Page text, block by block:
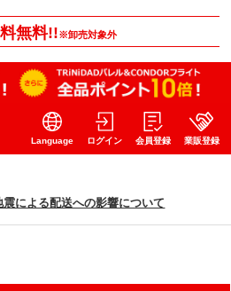
無料!!※卸売対象外
Language ログイン 会員登録 業販登録
による配送への影響について